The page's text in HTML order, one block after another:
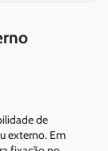
de
externo. Em